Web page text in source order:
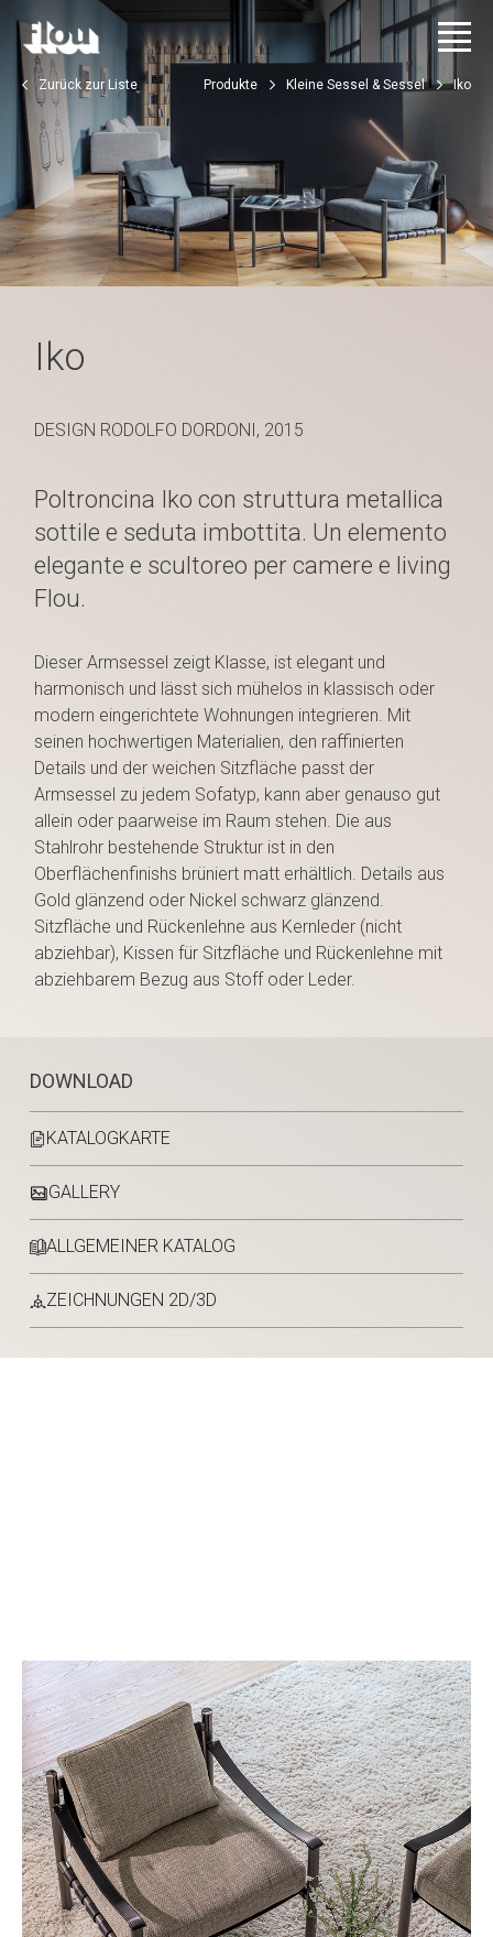
Zurück zur Liste Produkte Kleine Sessel & Sessel Iko
DOWNLOAD
KATALOGKARTE
GALLERY
ALLGEMEINER KATALOG
ZEICHNUNGEN 2D/3D
Iko
DESIGN RODOLFO DORDONI, 2015
Poltroncina Iko con struttura metallica
sottile e seduta imbottita. Un elemento
elegante e scultoreo per camere e living
Flou.
Dieser Armsessel zeigt Klasse, ist elegant und
harmonisch und lässt sich mühelos in klassisch oder
modern eingerichtete Wohnungen integrieren. Mit
seinen hochwertigen Materialien, den raffinierten
Details und der weichen Sitzfläche passt der
Armsessel zu jedem Sofatyp, kann aber genauso gut
allein oder paarweise im Raum stehen. Die aus
Stahlrohr bestehende Struktur ist in den
Oberflächenfinishs brüniert matt erhältlich. Details aus
Gold glänzend oder Nickel schwarz glänzend.
Sitzfläche und Rückenlehne aus Kernleder (nicht
abziehbar), Kissen für Sitzfläche und Rückenlehne mit
abziehbarem Bezug aus Stoff oder Leder.